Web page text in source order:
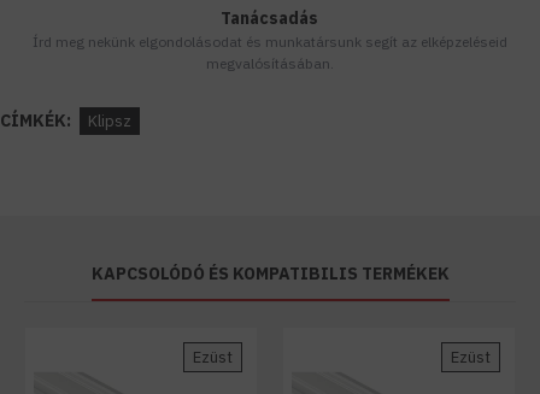
Tanácsadás
Írd meg nekünk elgondolásodat és munkatársunk segít az elképzeléseid
megvalósításában.
CÍMKÉK: Klipsz
KAPCSOLÓDÓ ÉS KOMPATIBILIS TERMÉKEK
Ezüst Ezüst